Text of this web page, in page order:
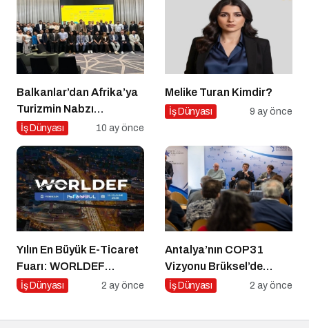
Balkanlar’dan Afrika’ya
Turizmin Nabzı
Uzakrota Dubai’de Attı
İş Dünyası 10 ay önce
Melike Turan Kimdir?
İş Dünyası 9 ay önce
Yılın En Büyük E-Ticaret
Fuarı: WORLDEF
Istanbul 2026
İş Dünyası 2 ay önce
Antalya’nın COP31
Vizyonu Brüksel’de
Yankılandı
İş Dünyası 2 ay önce